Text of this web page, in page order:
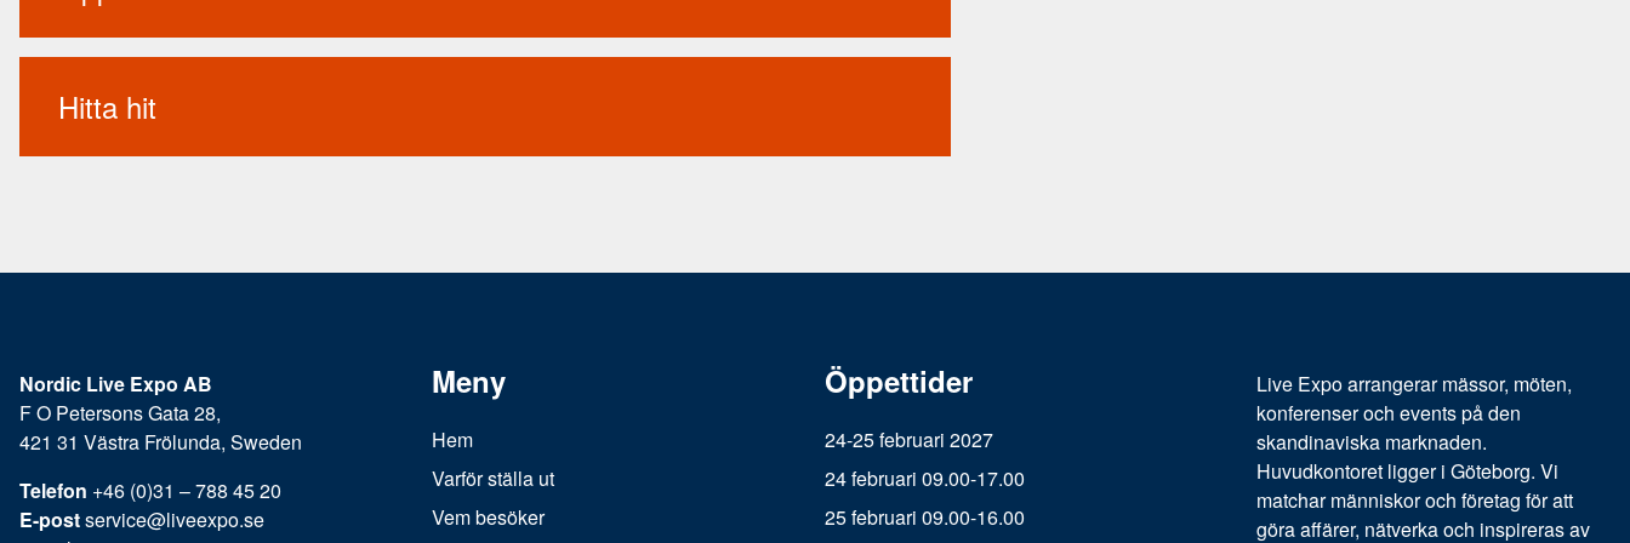
Hitta hit
Nordic Live Expo AB
F O Petersons Gata 28,
421 31 Västra Frölunda, Sweden
Telefon +46 (0)31 – 788 45 20
E-postservice@liveexpo.se
Meny
Hem
Varför ställa ut
Vem besöker
Öppettider
24-25 februari 2027
24 februari 09.00-17.00
25 februari 09.00-16.00
Live Expo arrangerar mässor, möten,
konferenser och events på den
skandinaviska marknaden.
Huvudkontoret ligger i Göteborg. Vi
matchar människor och företag för att
göra affärer, nätverka och inspireras av